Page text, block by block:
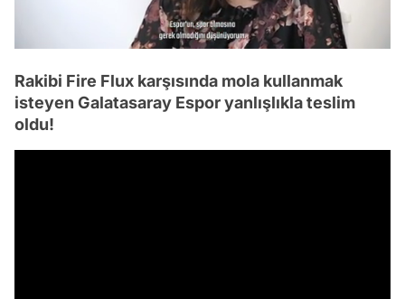
Rakibi Fire Flux karşısında mola kullanmak
isteyen Galatasaray Espor yanlışlıkla teslim
oldu!